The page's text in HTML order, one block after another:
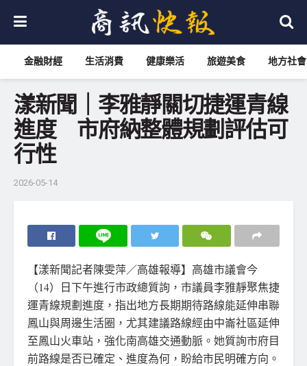
金融財經 生活消費 健康樂活 旅遊美食 地方社會
漾新聞｜李雅靜關切捷運青線
進度 市府納整體規劃評估可
行性
2026-05-14
【漾新聞記者陳雯萍／高雄報導】高雄市議會今
（14）日下午進行市政總質詢，市議員李雅靜聚焦捷
運青線規劃進度，指出地方長期期待路線能延伸串聯
鳳山與周邊生活圈，尤其建議路線經由中崙社區延伸
至鳳山火車站，強化南高雄交通動脈。她質詢市府目
前路線是否已確定、進度為何，盼給市民明確方向。